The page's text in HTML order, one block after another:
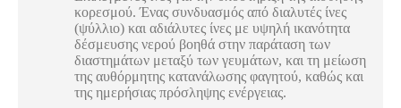
κορεσμού. Ένας συνδυασμός από διαλυτές ίνες
(ψύλλιο) και αδιάλυτες ίνες με υψηλή ικανότητα
δέσμευσης νερού βοηθά στην παράταση των
διαστημάτων μεταξύ των γευμάτων, και τη μείωση
της αυθόρμητης κατανάλωσης φαγητού, καθώς και
της ημερήσιας πρόσληψης ενέργειας.